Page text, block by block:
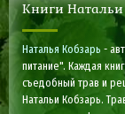
Книги Натальи
Наталья Кобзарь -
питание". Каждая
съедобный трав и
Натальи Кобзарь.